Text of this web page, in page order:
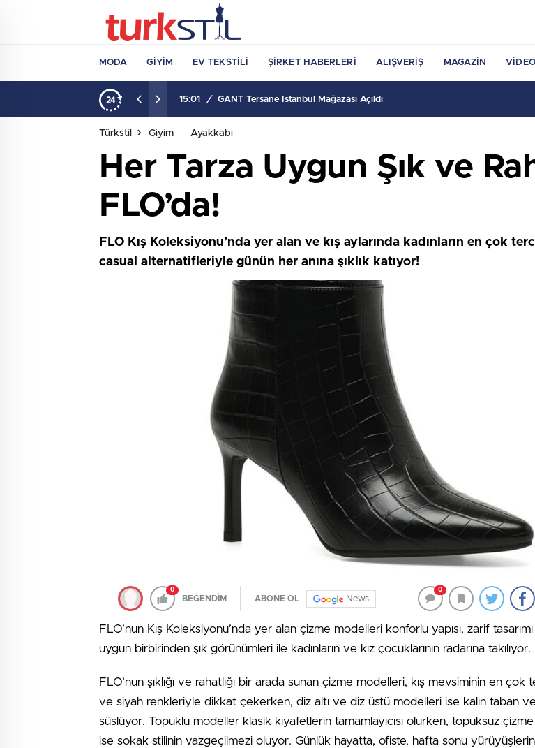
MODA GIYIM EV TEKSTILI ŞIRKET HABERLERI ALIŞVERIŞ MAGAZIN
15:01 / GANT Tersane İstanbul Mağazası Açıldı
Türkstil Giyim Ayakkabı
Her Tarza Uygun Şık ve
FLO’da!
FLO Kış Koleksiyonu’nda yer alan ve kış aylarında kadınların en çok
casual alternatifleriyle günün her anına şıklık katıyor!
0
BEĞENDİM ABONE OL News
0
FLO’nun Kış Koleksiyonu’nda yer alan çizme modelleri konforlu yapısı, zarif
uygun birbirinden şık görünümleri ile kadınların ve kız çocuklarının radarına takılıyor.
FLO’nun şıklığı ve rahatlığı bir arada sunan çizme modelleri, kış mevsiminin en çok
ve siyah renkleriyle dikkat çekerken, diz altı ve diz üstü modelleri ise kalın taban
süslüyor. Topuklu modeller klasik kıyafetlerin tamamlayıcısı olurken, topuksuz
ise sokak stilinin vazgeçilmezi oluyor. Günlük hayatta, ofiste, hafta sonu